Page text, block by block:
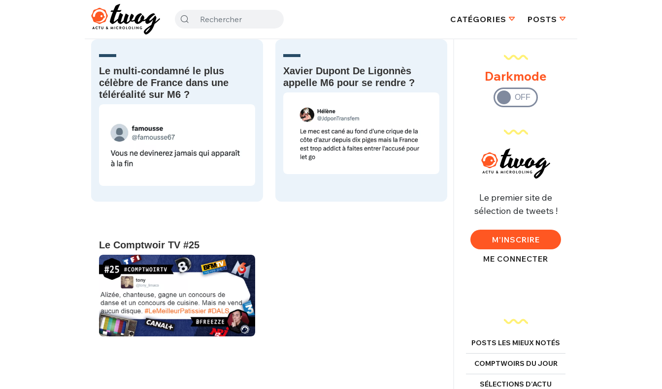
CATÉGORIES POSTS
Le multi-condamné le plus
célèbre de France dans une
téléréalité sur M6 ?
Xavier Dupont De Ligonnès
appelle M6 pour se rendre ?
Le Comptwoir TV #25
Darkmode
Le premier site de
sélection de tweets !
M'INSCRIRE
ME CONNECTER
POSTS LES MIEUX NOTÉS
COMPTWOIRS DU JOUR
SÉLECTIONS D’ACTU
Connexion